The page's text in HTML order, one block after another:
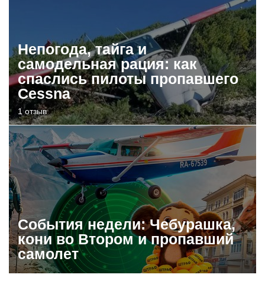
Непогода, тайга и
самодельная рация: как
спаслись пилоты пропавшего
Cessna
1 отзыв
События недели: Чебурашка,
кони во Втором и пропавший
самолет